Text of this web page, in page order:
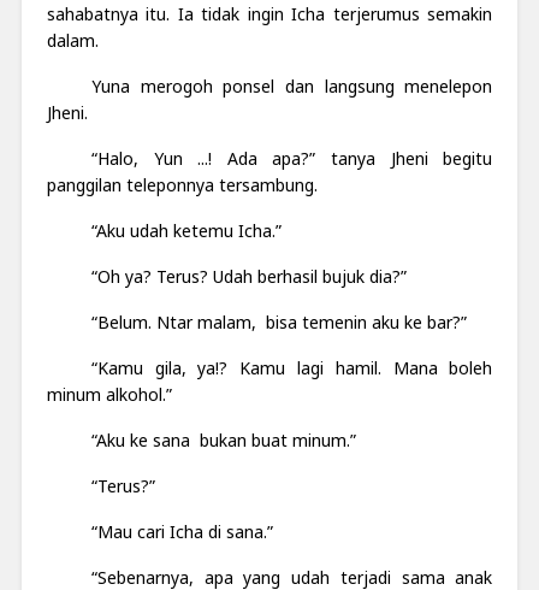
sahabatnya itu. Ia tidak ingin Icha terjerumus semakin
dalam.
Yuna merogoh ponsel dan langsung menelepon
Jheni.
“Halo, Yun ...! Ada apa?” tanya Jheni begitu
panggilan teleponnya tersambung.
“Aku udah ketemu Icha.”
“Oh ya? Terus? Udah berhasil bujuk dia?”
“Belum. Ntar malam, bisa temenin aku ke bar?”
“Kamu gila, ya!? Kamu lagi hamil. Mana boleh
minum alkohol.”
“Aku ke sana bukan buat minum.”
“Terus?”
“Mau cari Icha di sana.”
“Sebenarnya, apa yang udah terjadi sama anak